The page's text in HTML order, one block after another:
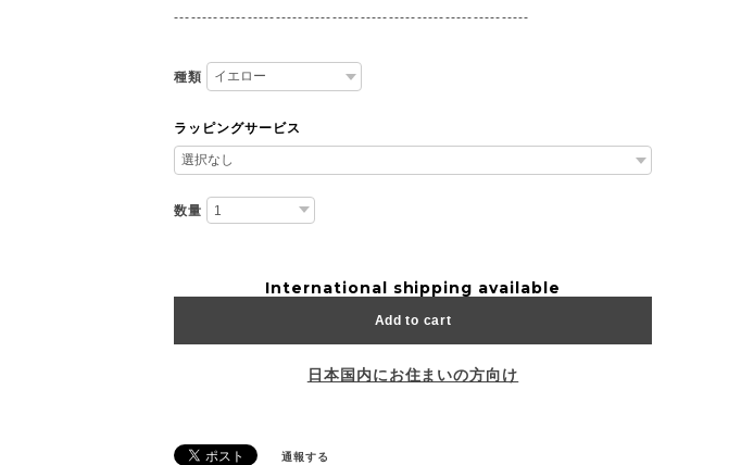
---------------------------------------------------------------
種類
ラッピングサービス
数量
International shipping available
Add to cart
日本国内にお住まいの方向け
通報する